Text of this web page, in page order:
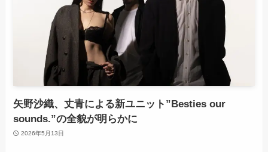
矢野沙織、丈青による新ユニット”Besties our
sounds.”の全貌が明らかに
2026年5月13日